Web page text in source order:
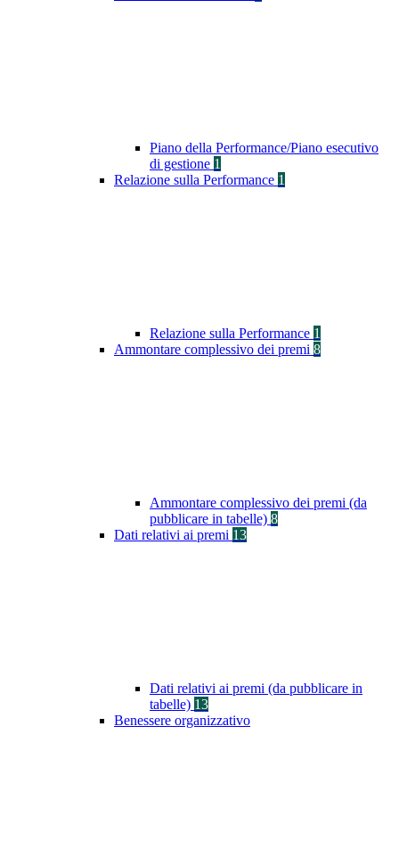
Piano della Performance/Piano esecutivo
di gestione 1
Relazione sulla Performance 1
Relazione sulla Performance 1
Ammontare complessivo dei premi 8
Ammontare complessivo dei premi (da
pubblicare in tabelle) 8
Dati relativi ai premi 13
Dati relativi ai premi (da pubblicare in
tabelle) 13
Benessere organizzativo